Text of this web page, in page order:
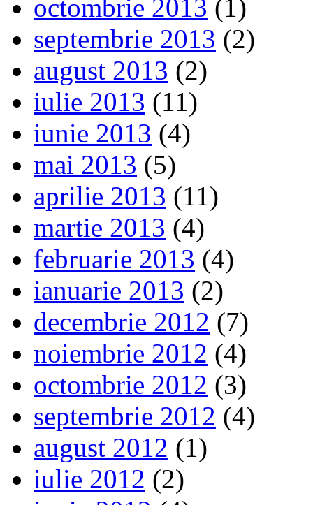
octombrie 2013 (1)
septembrie 2013 (2)
august 2013 (2)
iulie 2013 (11)
iunie 2013 (4)
mai 2013 (5)
aprilie 2013 (11)
martie 2013 (4)
februarie 2013 (4)
ianuarie 2013 (2)
decembrie 2012 (7)
noiembrie 2012 (4)
octombrie 2012 (3)
septembrie 2012 (4)
august 2012 (1)
iulie 2012 (2)